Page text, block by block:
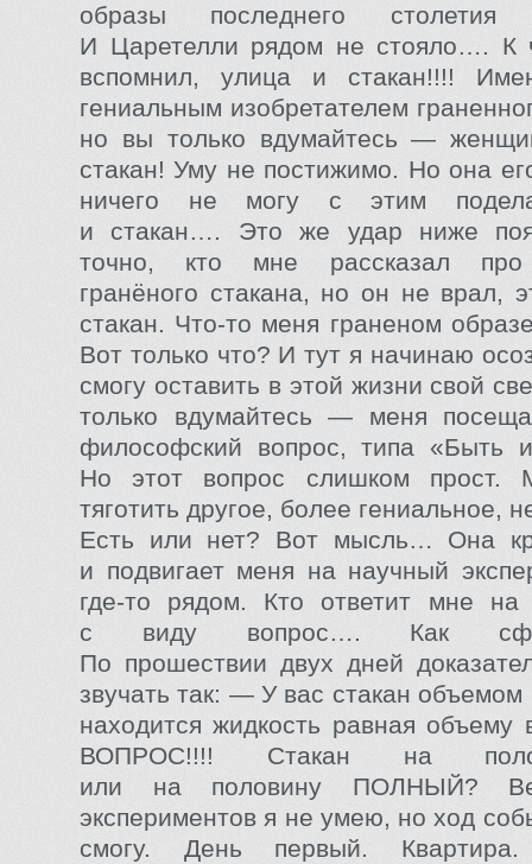
образы последнего
И Царетелли рядом не стояло…. К
вспомнил, улица и стакан!!!!
гениальным изобретателем
но вы только вдумайтесь —
стакан! Уму не постижимо. Но она
ничего не могу с этим
и стакан…. Это же удар ниже
точно, кто мне рассказал про
гранёного стакана, но он не врал,
стакан. Что-то меня граненом
Вот только что? И тут я начинаю
смогу оставить в этой жизни свой
только вдумайтесь — меня
философский вопрос, типа «Быть
Но этот вопрос слишком прост.
тяготить другое, более гениальное,
Есть или нет? Вот мысль… Она
и подвигает меня на научный
где-то рядом. Кто ответит мне на
с виду вопрос…. Как
По прошествии двух дней
звучать так: — У вас стакан
находится жидкость равная
ВОПРОС!!!! Стакан на
или на половину ПОЛНЫЙ?
экспериментов я не умею, но ход
смогу. День первый.